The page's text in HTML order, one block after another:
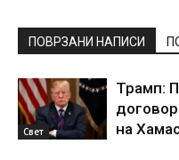
ПОВРЗАНИ НАПИСИ
Свет
Трамп:
на